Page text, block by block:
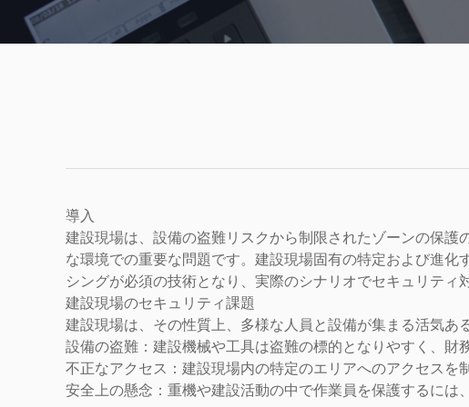
導入
建設現場は、設備の盗難リスクから制限されたゾーンの保
な環境での重要な問題です。建設現場固有の特定および進
シングが必須の技術となり、実際のシナリオでセキュリティ
建設現場のセキュリティ課題
建設現場は、その性質上、多様な人員と設備が集まる活気あ
設備の盗難：建設機械や工具は盗難の標的となりやすく、財
不正なアクセス：建設現場内の特定のエリアへのアクセス
安全上の懸念：重機や建設活動の中で作業員を保護するには